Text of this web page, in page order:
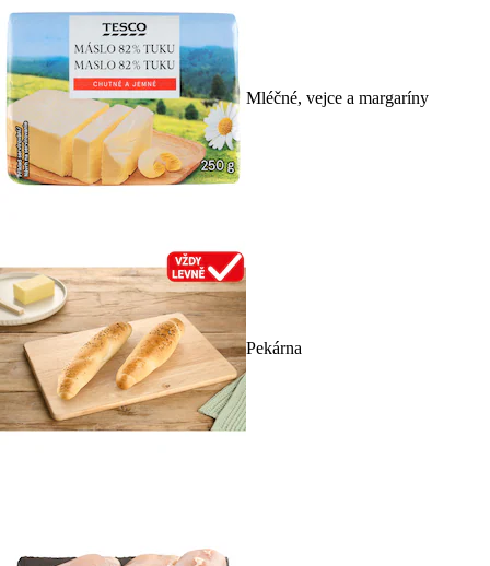
Mléčné, vejce a margaríny
Pekárna